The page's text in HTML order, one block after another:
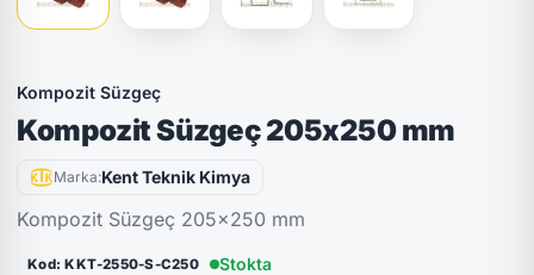
Kompozit Süzgeç
Kompozit Süzgeç 205x250 mm
Marka:Kent Teknik Kimya
Kompozit Süzgeç 205x250 mm
Kod: KKT-2550-S-C250 Stokta